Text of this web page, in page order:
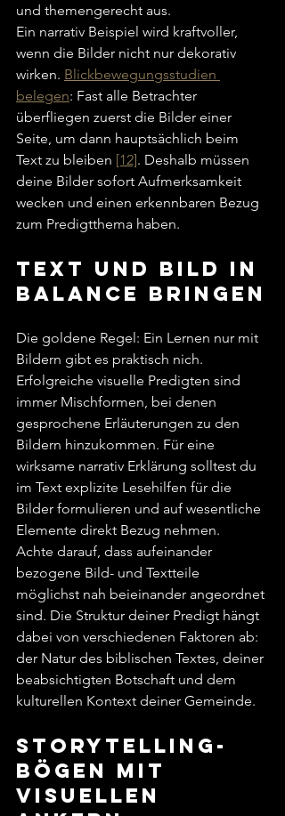
und themengerecht aus.
Ein narrativ Beispiel wird kraftvoller,
wenn die Bilder nicht nur dekorativ
wirken. Blickbewegungsstudien
belegen: Fast alle Betrachter
überfliegen zuerst die Bilder einer
Seite, um dann hauptsächlich beim
Text zu bleiben [12]. Deshalb müssen
deine Bilder sofort Aufmerksamkeit
wecken und einen erkennbaren Bezug
zum Predigtthema haben.
Text und Bild in
Balance bringen
Die goldene Regel: Ein Lernen nur mit
Bildern gibt es praktisch nich.
Erfolgreiche visuelle Predigten sind
immer Mischformen, bei denen
gesprochene Erläuterungen zu den
Bildern hinzukommen. Für eine
wirksame narrativ Erklärung solltest du
im Text explizite Lesehilfen für die
Bilder formulieren und auf wesentliche
Elemente direkt Bezug nehmen.
Achte darauf, dass aufeinander
bezogene Bild- und Textteile
möglichst nah beieinander angeordnet
sind. Die Struktur deiner Predigt hängt
dabei von verschiedenen Faktoren ab:
der Natur des biblischen Textes, deiner
beabsichtigten Botschaft und dem
kulturellen Kontext deiner Gemeinde.
Storytelling-
Bögen mit
visuellen